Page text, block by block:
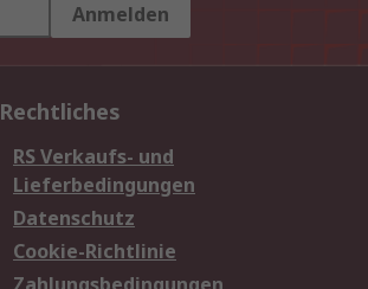
Anmelden
Rechtliches
RS Verkaufs- und
Lieferbedingungen
Datenschutz
Cookie-Richtlinie